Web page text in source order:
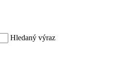
Hledaný výraz